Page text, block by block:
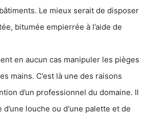
Le mieux serait de disposer
bitumée empierrée à l’aide de
en aucun cas manipuler les pièges
mains. C’est là une des raisons
d’un professionnel du domaine. Il
louche ou d'une palette et de